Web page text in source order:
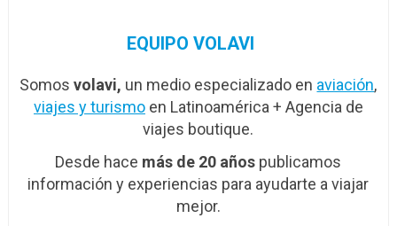
EQUIPO VOLAVI
Somosvolavi, un medio especializado en aviación,
viajes y turismoen Latinoamérica + Agencia de
viajes boutique.
Desde hace más de 20 años publicamos
información y experiencias para ayudarte a viajar
mejor.